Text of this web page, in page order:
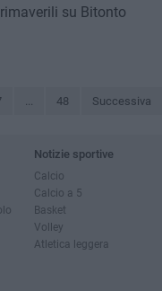
su Bitonto
... 48 Successiva
Notizie sportive
Calcio
Calcio a 5
Basket
Volley
Atletica leggera